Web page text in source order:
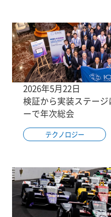
2026年5月22日
検証から実装ステー
ーで年次総会
テクノロジー